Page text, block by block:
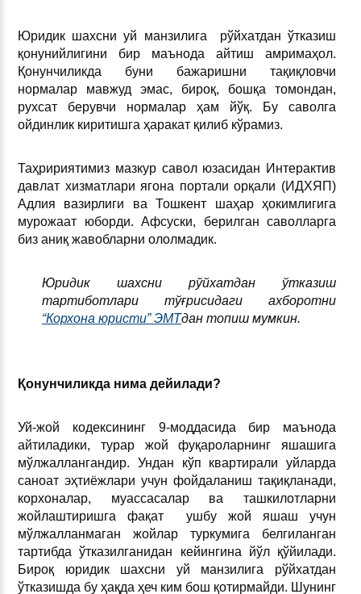
Юридик шахсни уй манзилига рўйхатдан ўтказиш
қонунийлигини бир маънода айтиш амримаҳол.
Қонунчиликда буни бажаришни тақиқловчи
нормалар мавжуд эмас, бироқ, бошқа томондан,
рухсат берувчи нормалар ҳам йўқ. Бу саволга
ойдинлик киритишга ҳаракат қилиб кўрамиз.
Таҳририятимиз мазкур савол юзасидан Интерактив
давлат хизматлари ягона портали орқали (ИДХЯП)
Адлия вазирлиги ва Тошкент шаҳар ҳокимлигига
мурожаат юборди. Афсуски, берилган саволларга
биз аниқ жавобларни ололмадик.
Юридик шахсни рўйхатдан ўтказиш
тартиботлари тўғрисидаги ахборотни
“Корхона юристи” ЭМТдан топиш мумкин.
Қонунчиликда нима дейилади?
Уй-жой кодексининг 9-моддасида бир маънода
айтиладики, турар жой фуқароларнинг яшашига
мўлжаллангандир. Ундан кўп квартирали уйларда
саноат эҳтиёжлари учун фойдаланиш тақиқланади,
корхоналар, муассасалар ва ташкилотларни
жойлаштиришга фақат ушбу жой яшаш учун
мўлжалланмаган жойлар туркумига белгиланган
тартибда ўтказилганидан кейингина йўл қўйилади.
Бироқ юридик шахсни уй манзилига рўйхатдан
ўтказишда бу ҳақда ҳеч ким бош қотирмайди. Шунинг